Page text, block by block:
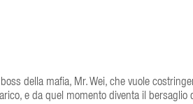
della mafia, Mr. Wei, che vuole
e da quel momento diventa il